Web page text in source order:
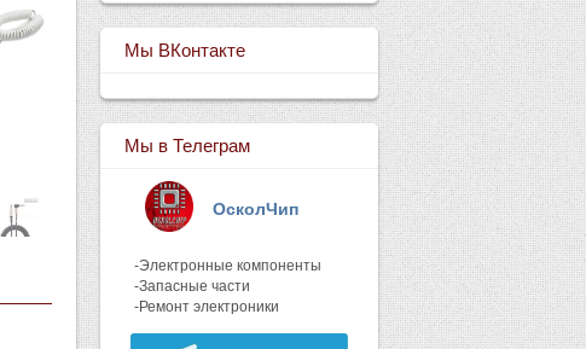
Мы ВКонтакте
Мы в Телеграм
ОсколЧип
-Электронные компоненты
-Запасные части
-Ремонт электроники